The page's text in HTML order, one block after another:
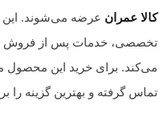
کالا عمران عرضه می‌شوند. این
تخصصی، خدمات پس از فروش
می‌کند. برای خرید این محصول
تماس گرفته و بهترین گزینه را